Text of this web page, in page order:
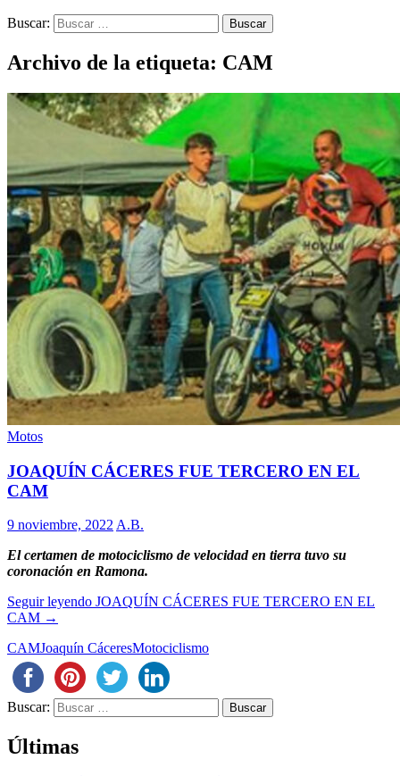
Buscar:
Archivo de la etiqueta: CAM
Motos
JOAQUÍN CÁCERES FUE TERCERO EN EL
CAM
9 noviembre, 2022 A.B.
El certamen de motociclismo de velocidad en tierra tuvo su
coronación en Ramona.
Seguir leyendo JOAQUÍN CÁCERES FUE TERCERO EN EL
CAM →
CAMJoaquín CáceresMotociclismo
Buscar:
Últimas